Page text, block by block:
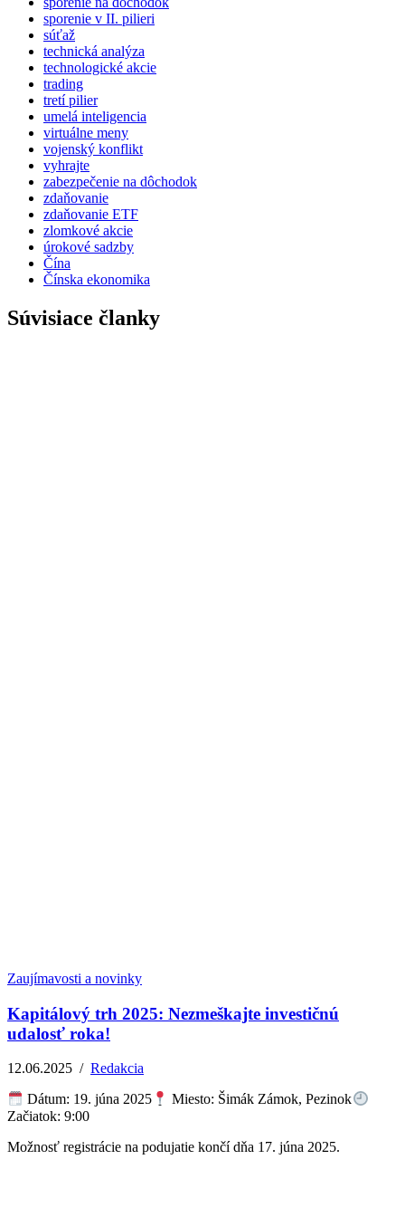
sporenie v II. pilieri
súťaž
technická analýza
technologické akcie
trading
tretí pilier
umelá inteligencia
virtuálne meny
vojenský konflikt
vyhrajte
zabezpečenie na dôchodok
zdaňovanie
zdaňovanie ETF
zlomkové akcie
úrokové sadzby
Čína
Čínska ekonomika
Súvisiace članky
Zaujímavosti a novinky
Kapitálový trh 2025: Nezmeškajte investičnú
udalosť roka!
12.06.2025 / Redakcia
Dátum: 19. júna 2025
Miesto: Šimák Zámok, Pezinok
Začiatok: 9:00
Možnosť registrácie na podujatie končí dňa 17. júna 2025.